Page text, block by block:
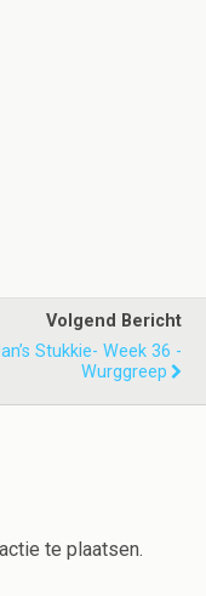
Volgend Bericht
Stukkie- Week 36 -
Wurggreep
te plaatsen.